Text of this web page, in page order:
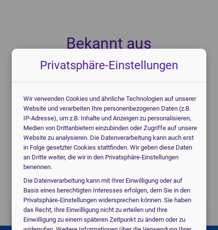
Bekannt aus
Angebote fürEKG-Gerätevom digitalen
Marktführer.
Individuell für Ihre Praxis.
Jetzt kostenlos anfragen!
Privatsphäre-Einstellungen
Wir verwenden Cookies und ähnliche Technologien auf unserer
Website und verarbeiten Ihre personenbezogenen Daten (z.B.
IP-Adresse), um z.B. Inhalte und Anzeigen zu personalisieren,
Medien von Drittanbietern einzubinden oder Zugriffe auf unsere
Website zu analysieren. Die Datenverarbeitung kann auch erst
in Folge gesetzter Cookies stattfinden. Wir geben diese Daten
an Dritte weiter, die wir in den Privatsphäre-Einstellungen
benennen.
Die Datenverarbeitung kann mit Ihrer Einwilligung oder auf
Basis eines berechtigten Interesses erfolgen, dem Sie in den
Privatsphäre-Einstellungen widersprechen können. Sie haben
das Recht, Ihre Einwilligung nicht zu erteilen und Ihre
Einwilligung zu einem späteren Zeitpunkt zu ändern oder zu